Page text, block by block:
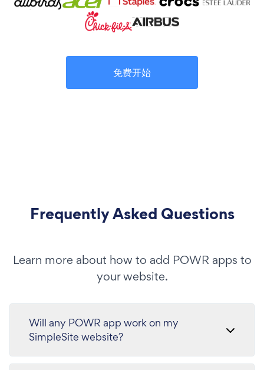
免费开始
Frequently Asked Questions
Learn more about how to add POWR apps to
your website.
Will any POWR app work on my
SimpleSite website?